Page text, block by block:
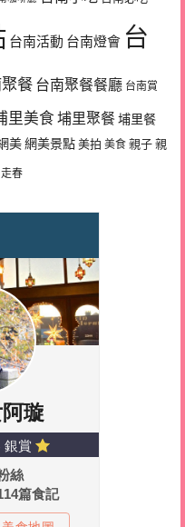
台南活動 台南燈會 台
餐 台南聚餐餐廳 台南賞
里美食 埔里聚餐埔里餐
美網美景點 美拍 美食 親子 親
走春